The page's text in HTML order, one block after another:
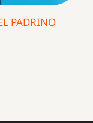
PADRINO